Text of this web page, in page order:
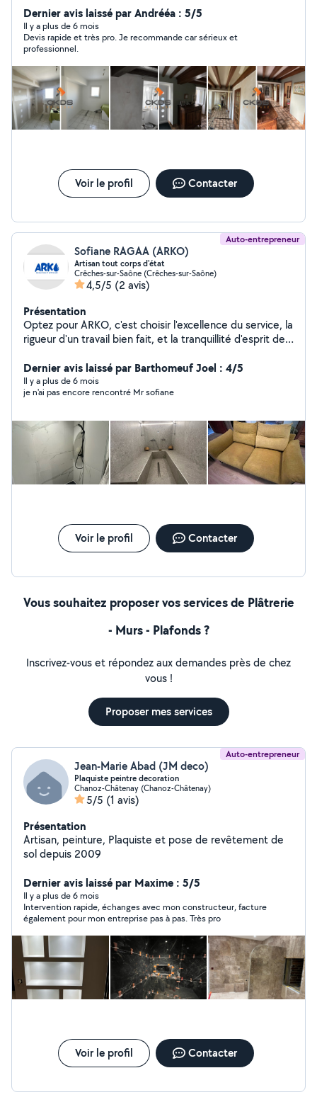
travaux de rénovation ou du neuf. Alors n'hésitez pas à
me solliciter afin d'obtenir un devis sous un délais de
24h.
Dernier avis laissé par Andrééa : 5/5
Il y a plus de 6 mois
Devis rapide et très pro. Je recommande car sérieux et
professionnel.
Voir le profil Contacter
Auto-entrepreneur
Sofiane RAGAA (ARKO)
Artisan tout corps d'état
Crêches-sur-Saône (Crêches-sur-Saône)
4,5/5 (2 avis)
Présentation
Optez pour ARKO, c'est choisir l'excellence du service, la
rigueur d'un travail bien fait, et la tranquillité d'esprit de
mains
Dernier avis laissé par Barthomeuf Joel : 4/5
Il y a plus de 6 mois
je n'ai pas encore rencontré Mr sofiane
Voir le profil Contacter
Vous souhaitez proposer vos services de Plâtrerie
- Murs - Plafonds ?
Inscrivez-vous et répondez aux demandes près de chez
vous !
Proposer mes services
Auto-entrepreneur
Jean-Marie Abad (JM deco)
Plaquiste peintre decoration
Chanoz-Châtenay (Chanoz-Châtenay)
5/5 (1 avis)
Présentation
Artisan, peinture, Plaquiste et pose de revêtement de
sol depuis 2009
Dernier avis laissé par Maxime : 5/5
Il y a plus de 6 mois
Intervention rapide, échanges avec mon constructeur, facture
également pour mon entreprise pas à pas. Très pro
Voir le profil Contacter